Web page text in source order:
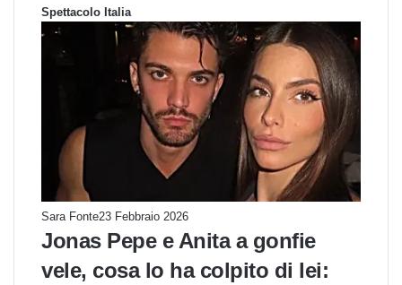
Spettacolo Italia
Sara Fonte23 Febbraio 2026
Jonas Pepe e Anita a gonfie
vele, cosa lo ha colpito di lei: